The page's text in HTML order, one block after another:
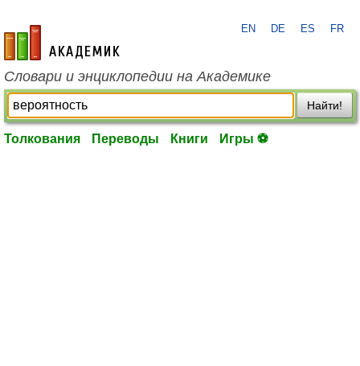
academic.ru
EN DE ES FR
Словари и энциклопедии на Академике
Найти!
Толкования Переводы Книги Игры ⚽